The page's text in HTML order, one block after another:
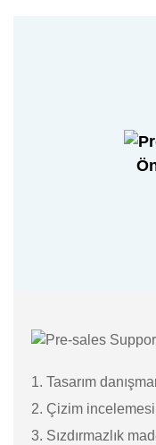
1. Tasarım
2. Çizim incelemesi
3. Sızdırmazlık